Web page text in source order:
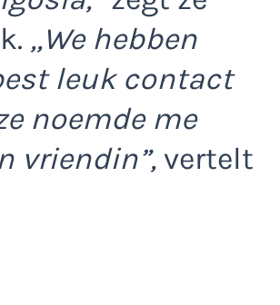
,,We hebben
leuk contact
noemde me
vriendin”, vertelt